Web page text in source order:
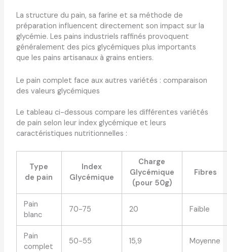
La structure du pain, sa farine et sa méthode de
préparation influencent directement son impact sur la
glycémie. Les pains industriels raffinés provoquent
généralement des pics glycémiques plus importants
que les pains artisanaux à grains entiers.
Le pain complet face aux autres variétés : comparaison
des valeurs glycémiques
Le tableau ci-dessous compare les différentes variétés
de pain selon leur index glycémique et leurs
caractéristiques nutritionnelles :
Type
de pain
Index
Glycémique
Charge
Glycémique
(pour 50g)
Fibres
Pain
blanc
70-75 20 Faible
Pain
complet
50-55 15,9 Moyenne